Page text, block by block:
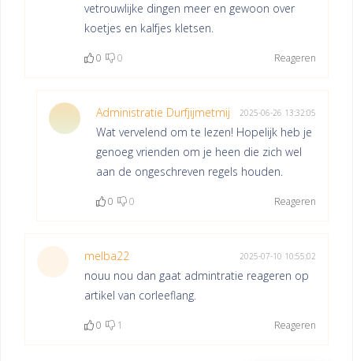
vetrouwlijke dingen meer en gewoon over
koetjes en kalfjes kletsen.
0 0 Reageren
Administratie Durfjijmetmij 2025-06-26 13:32:05
Wat vervelend om te lezen! Hopelijk heb je
genoeg vrienden om je heen die zich wel
aan de ongeschreven regels houden.
0 0 Reageren
melba22 2025-07-10 10:55:02
nouu nou dan gaat admintratie reageren op
artikel van corleeflang.
0 1 Reageren